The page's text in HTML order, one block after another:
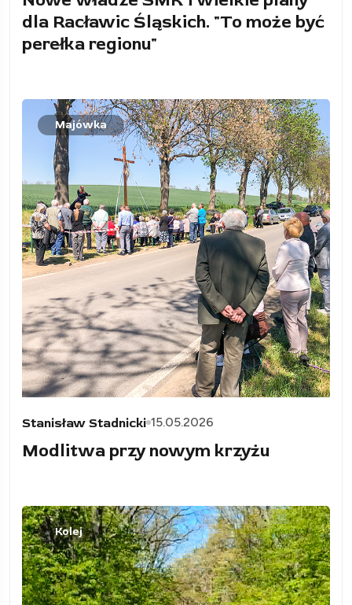
dla Racławic Śląskich. "To może być
perełka regionu"
Majówka
Stanisław Stadnicki 15.05.2026
Modlitwa przy nowym krzyżu
Kolej